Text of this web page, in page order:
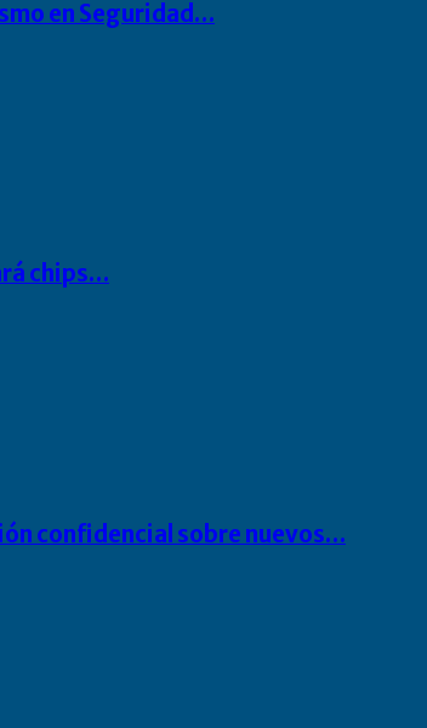
en Seguridad…
chips…
confidencial sobre nuevos…